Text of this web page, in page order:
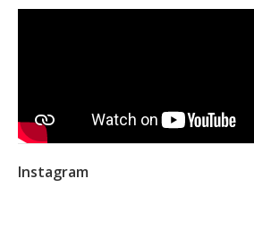
Instagram